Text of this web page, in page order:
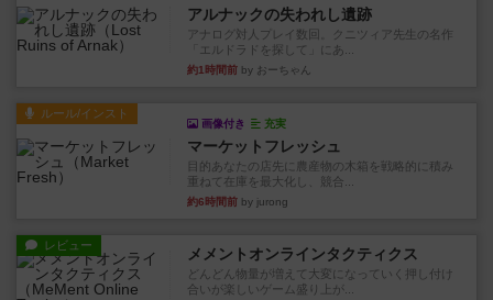
アルナックの失われし遺跡
アナログ対人プレイ数回。クニツィア先生の名作
「エルドラドを探して」にあ...
約1時間前 by おーちゃん
ルール/インスト
画像付き 充実
マーケットフレッシュ
目的あなたの店先に農産物の木箱を戦略的に積み
重ねて在庫を最大化し、競合...
約6時間前 by jurong
レビュー メメントオンラインタクティクス
どんどん物量が増えて大変になっていく押し付け
合いが楽しいゲーム盛り上が...